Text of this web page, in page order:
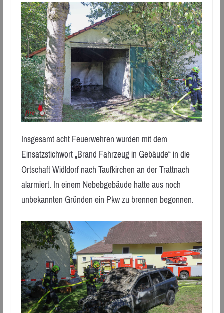
Insgesamt acht Feuerwehren wurden mit dem
Einsatzstichwort „Brand Fahrzeug in Gebäude“ in die
Ortschaft Widldorf nach Taufkirchen an der Trattnach
alarmiert. In einem Nebebgebäude hatte aus noch
unbekannten Gründen ein Pkw zu brennen begonnen.